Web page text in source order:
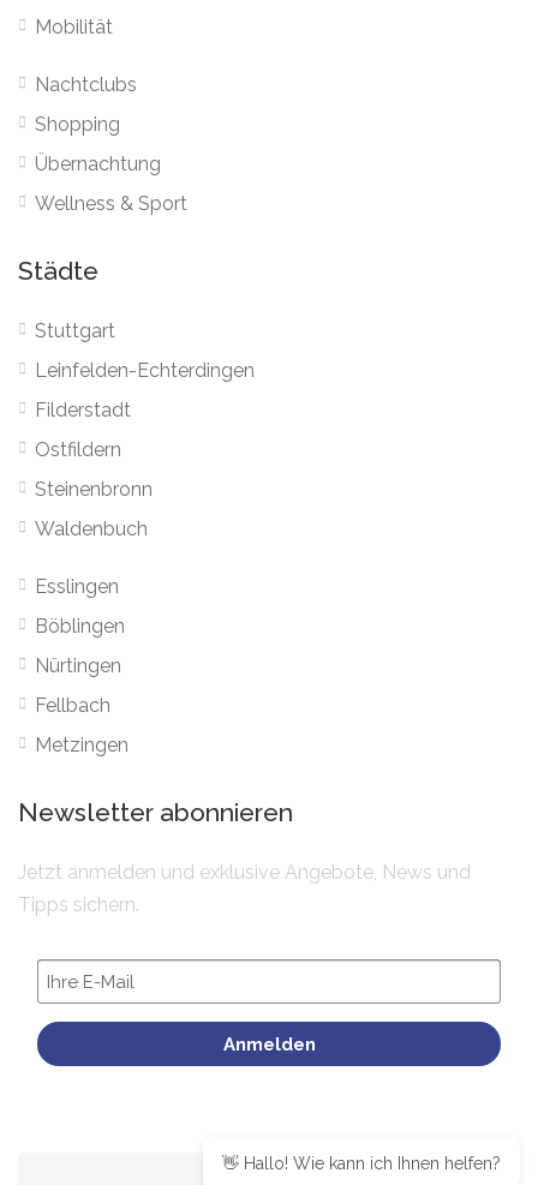
Mobilität
Nachtclubs
Shopping
Übernachtung
Wellness & Sport
Städte
Stuttgart
Leinfelden-Echterdingen
Filderstadt
Ostfildern
Steinenbronn
Waldenbuch
Esslingen
Böblingen
Nürtingen
Fellbach
Metzingen
Newsletter abonnieren
Jetzt anmelden und exklusive Angebote, News und
Tipps sichern.
Anmelden
👋 Hallo! Wie kann ich Ihnen helfen?